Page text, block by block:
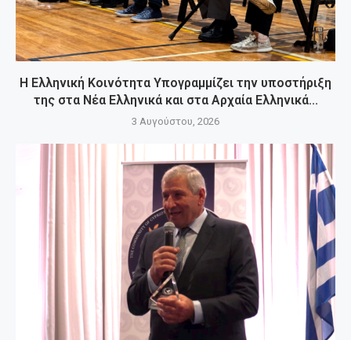
Η Ελληνική Κοινότητα Υπογραμμίζει την υποστήριξη
της στα Νέα Ελληνικά και στα Αρχαία Ελληνικά...
3 Αυγούστου, 2026